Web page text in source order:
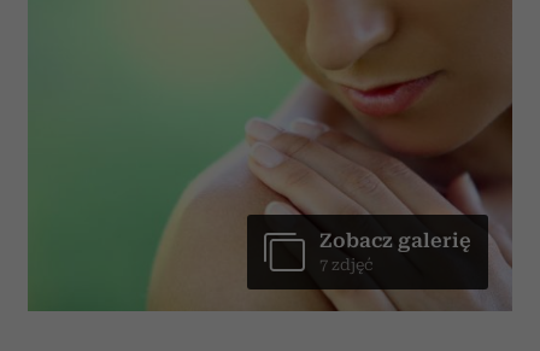
Zobacz galerię
7 zdjęć